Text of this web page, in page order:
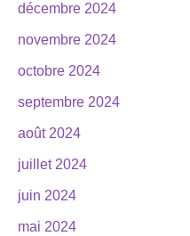
décembre 2024
novembre 2024
octobre 2024
septembre 2024
août 2024
juillet 2024
juin 2024
mai 2024